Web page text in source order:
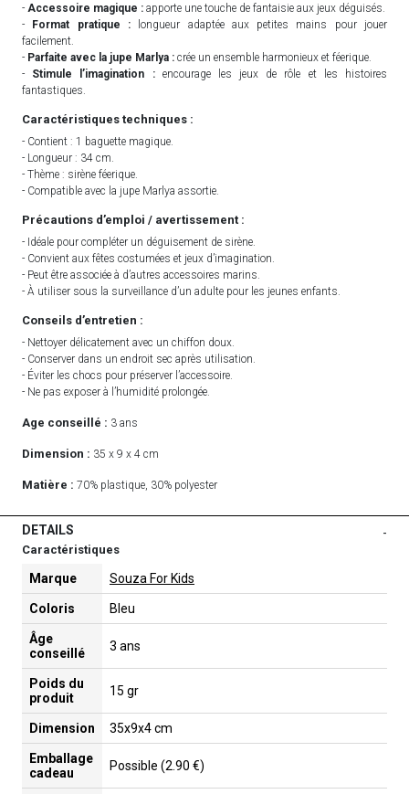
- Accessoire magique : apporte une touche de fantaisie aux jeux déguisés.
- Format pratique :longueur adaptée aux petites mains pour jouer
facilement.
- Parfaite avec la jupe Marlya : crée un ensemble harmonieux et féerique.
- Stimule l’imagination :encourage les jeux de rôle et les histoires
fantastiques.
Caractéristiques techniques :
- Contient : 1 baguette magique.
- Longueur : 34 cm.
- Thème : sirène féerique.
- Compatible avec la jupe Marlya assortie.
Précautions d’emploi / avertissement :
- Idéale pour compléter un déguisement de sirène.
- Convient aux fêtes costumées et jeux d’imagination.
- Peut être associée à d’autres accessoires marins.
- À utiliser sous la surveillance d’un adulte pour les jeunes enfants.
Conseils d’entretien :
- Nettoyer délicatement avec un chiffon doux.
- Conserver dans un endroit sec après utilisation.
- Éviter les chocs pour préserver l’accessoire.
- Ne pas exposer à l’humidité prolongée.
Age conseillé : 3 ans
Dimension : 35 x 9 x 4 cm
Matière : 70% plastique, 30% polyester
DETAILS -
Caractéristiques
Marque Souza For Kids
Coloris Bleu
Âge
conseillé
3 ans
Poids du
produit
15 gr
Dimension 35x9x4 cm
Emballage
cadeau
Possible (2.90 €)